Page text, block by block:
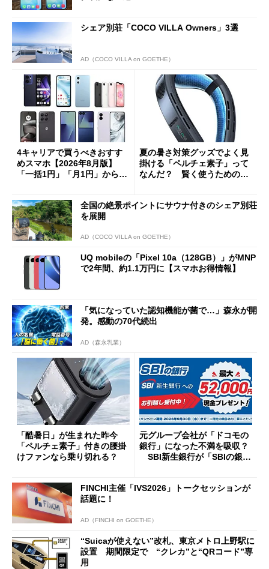
シェア別荘「COCO VILLA Owners」3選
AD（COCO VILLA on GOETHE）
4キャリアで買うべきおすす
めスマホ【2026年8月版】
「一括1円」「月1円」からお
夏の暑さ対策グッズでよく見
掛ける「ペルチェ素子」って
なんだ？ 賢く使うための注
全国の絶景ポイントにサウナ付きのシェア別荘
を展開
AD（COCO VILLA on GOETHE）
UQ mobileの「Pixel 10a（128GB）」がMNP
で2年間、約1.1万円に【スマホお得情報】
「気になっていた認知機能が菌で…」森永が開
発。感動の70代続出
AD（森永乳業）
「酷暑日」が生まれた昨今
「ペルチェ素子」付きの腰掛
けファンなら乗り切れる？
元グループ会社が「ドコモの
銀行」になった不満を吸収？
SBI新生銀行が「SBIの銀
開催
FINCHI主催「IVS2026」トークセッションが
話題に！
AD（FINCHI on GOETHE）
“Suicaが使えない”改札、東京メトロ上野駅に
設置 期間限定で “クレカ”と“QRコード”専
用